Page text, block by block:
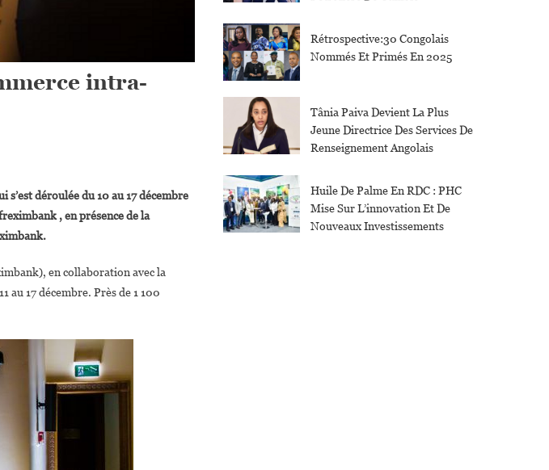
intra-
déroulée du 10 au 17 décembre
, en présence de la
en collaboration avec la
au 17 décembre. Près de 1 100
Rétrospective:30 Congolais
Nommés Et Primés En 2025
Tânia Paiva Devient La Plus
Jeune Directrice Des Services De
Renseignement Angolais
Huile De Palme En RDC : PHC
Mise Sur L’innovation Et De
Nouveaux Investissements